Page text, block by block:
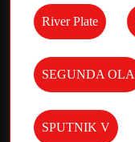
River Plate
SEGUNDA OLA
SPUTNIK V